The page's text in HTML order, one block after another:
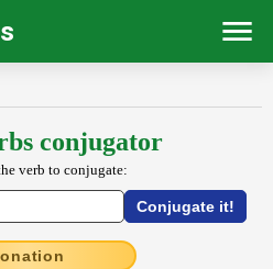
conjugator
verb to conjugate: